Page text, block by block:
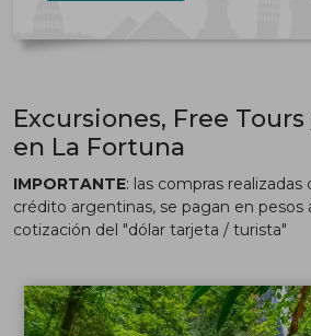
Excursiones, Free
en La Fortuna
IMPORTANTE: las compras
crédito argentinas, se pagan en pesos
cotización del "dólar tarjeta / turista"